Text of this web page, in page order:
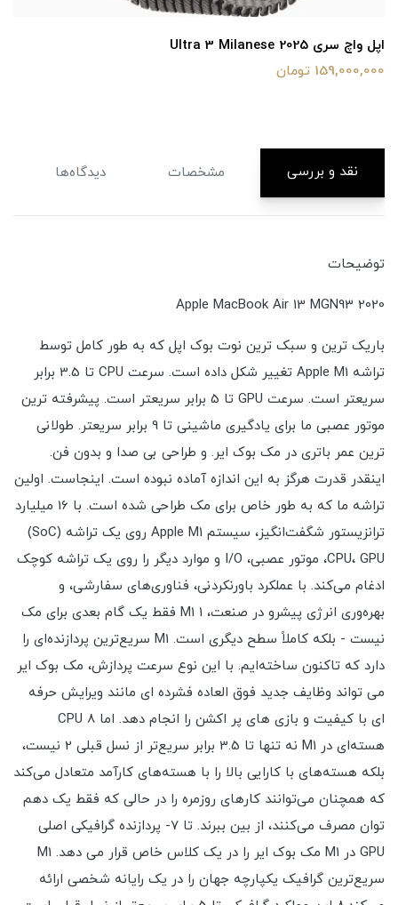
کابل اپل تایپ سی به تایپ سی
2,800,000 تومان
نقد و بررسی مشخصات دیدگاه‌ها
توضیحات
Apple MacBook Air 13 MGN93 2020
باریک ترین و سبک ترین نوت بوک اپل که به طور کامل توسط
تراشه Apple M1 تغییر شکل داده است. سرعت CPU تا 3.5 برابر
سریعتر است. سرعت GPU تا 5 برابر سریعتر است. پیشرفته ترین
موتور عصبی ما برای یادگیری ماشینی تا 9 برابر سریعتر. طولانی
ترین عمر باتری در مک بوک ایر. و طراحی بی صدا و بدون فن.
اینقدر قدرت هرگز به این اندازه آماده نبوده است. اینجاست. اولین
تراشه ما که به طور خاص برای مک طراحی شده است. با 16 میلیارد
ترانزیستور شگفت‌انگیز، سیستم Apple M1 روی یک تراشه (SoC)
CPU، GPU، موتور عصبی، I/O و موارد دیگر را روی یک تراشه کوچک
ادغام می‌کند. با عملکرد باورنکردنی، فناوری‌های سفارشی، و
بهره‌وری انرژی پیشرو در صنعت، 1 M1 فقط یک گام بعدی برای مک
نیست - بلکه کاملاً سطح دیگری است. M1 سریع‌ترین پردازنده‌ای را
دارد که تاکنون ساخته‌ایم. با این نوع سرعت پردازش، مک بوک ایر
می تواند وظایف جدید فوق العاده فشرده ای مانند ویرایش حرفه
ای با کیفیت و بازی های پر اکشن را انجام دهد. اما CPU 8
هسته‌ای در M1 نه تنها تا 3.5 برابر سریع‌تر از نسل قبلی 2 نیست،
بلکه هسته‌های با کارایی بالا را با هسته‌های کارآمد متعادل می‌کند
که همچنان می‌توانند کارهای روزمره را در حالی که فقط یک دهم
توان مصرف می‌کنند، از بین ببرند. تا 7- پردازنده گرافیکی اصلی
GPU در M1 مک بوک ایر را در یک کلاس خاص قرار می دهد. M1
سریع‌ترین گرافیک یکپارچه جهان را در یک رایانه شخصی ارائه